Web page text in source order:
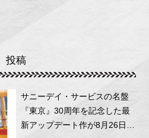
投稿
サニーデイ・サービスの名盤
『東京』30周年を記念した最
新アップデート作が8月26日に